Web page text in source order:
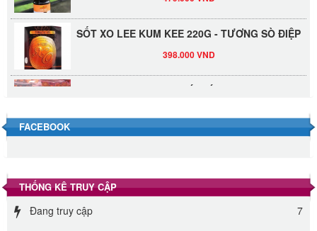
SỐT XO LEE KUM KEE 220G - TƯƠNG SÒ ĐIỆP
398.000 VND
Đường Thốt Nốt 1kg
Đường phèn hạt Long An 500g
Đường phèn Long An bao 10kg
FACEBOOK
THỐNG KÊ TRUY CẬP
Đang truy cập
7